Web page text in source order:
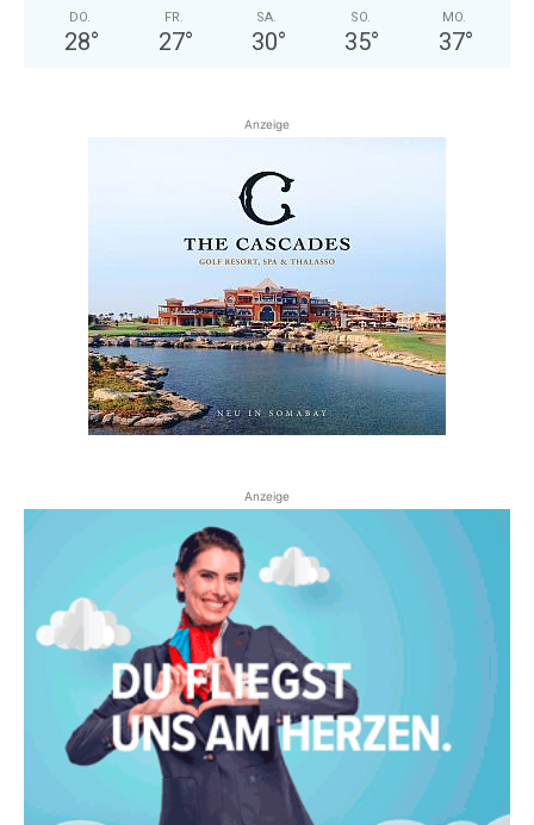
DO.
28°
FR.
27°
SA.
30°
SO.
35°
MO.
37°
Anzeige
Anzeige